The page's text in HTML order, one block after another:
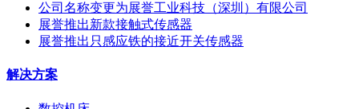
公司名称变更为展誉工业科技（深圳）有限公司
展誉推出新款接触式传感器
展誉推出只感应铁的接近开关传感器
解决方案